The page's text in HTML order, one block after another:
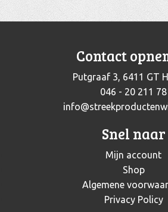
Contact
Putgraaf 3, 6411 GT
046 - 20 211 78
Snel naar
Mijn account
Shop
Algemene
Privacy Policy